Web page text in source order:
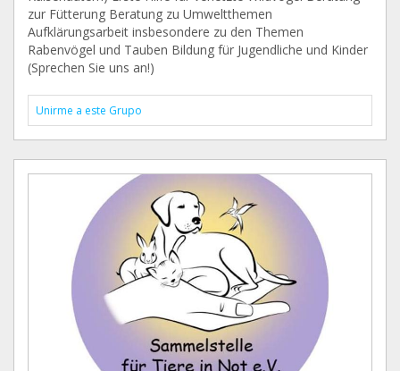
zur Fütterung Beratung zu Umweltthemen
Aufklärungsarbeit insbesondere zu den Themen
Rabenvögel und Tauben Bildung für Jugendliche und Kinder
(Sprechen Sie uns an!)
Unirme a este Grupo